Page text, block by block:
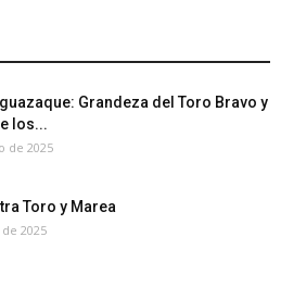
Grandeza del Toro Bravo y
los...
de 2025
Toro y Marea
2025